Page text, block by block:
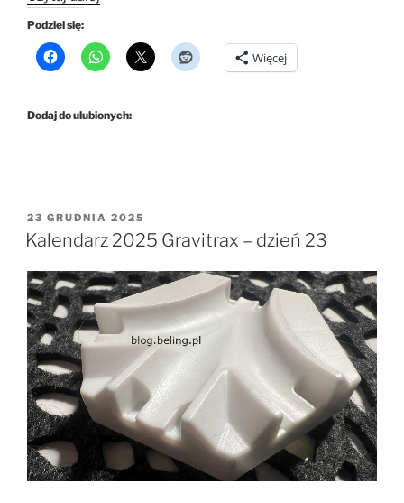
–
24”
Podziel się:
Więcej
Dodaj do ulubionych:
OPUBLIKOWANE
W
23 GRUDNIA 2025
Kalendarz 2025 Gravitrax – dzień 23